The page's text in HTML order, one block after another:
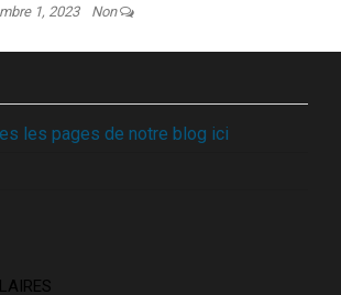
1, 2023 Non
les pages de notre blog ici